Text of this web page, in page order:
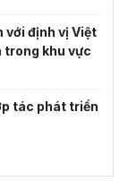
với định vị Việt
trong khu vực
tác phát triển